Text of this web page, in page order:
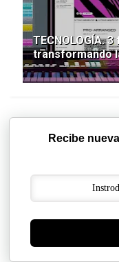
TECNOLOGÍA.
transformando
Recibe